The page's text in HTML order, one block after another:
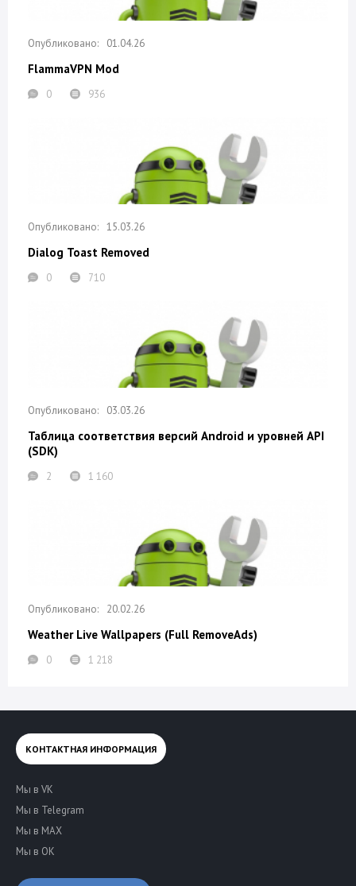
01.04.26
FlammaVPN Mod
0 936
15.03.26
Dialog Toast Removed
0 710
03.03.26
Таблица соответствия версий Android и уровней API
(SDK)
2 1 160
20.02.26
Weather Live Wallpapers (Full RemoveAds)
0 1 218
КОНТАКТНАЯ ИНФОРМАЦИЯ
Мы в VK
Мы в Telegram
Мы в MAX
Мы в OK